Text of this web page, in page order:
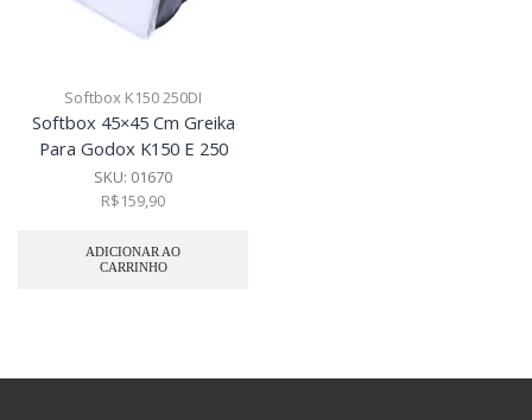
Softbox K150 250DI
Softbox 45×45 Cm Greika
Para Godox K150 E 250
SKU: 01670
R$159,90
ADICIONAR AO
CARRINHO